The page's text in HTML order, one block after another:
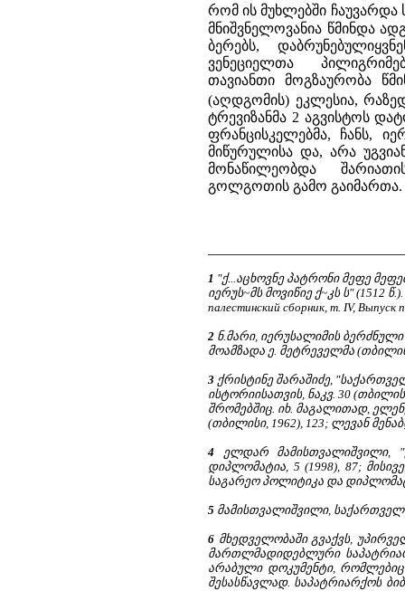
რომ ის მუხლებში
მნიშვნელოვანია წმინდა
ბერებს,
ვენეციელთა
თავიანთი მოგზაურობა
(აღდგომის) ეკლესია,
ტრევიზანმა 2 აგვისტოს
ფრანცისკელებმა, ჩანს,
მიწურულისა და, არა
მონაწილეობდა
გოლგოთის გამო გაიმართა.
1 "ქ...აცხოვნე პატრონი მეფე
იერუს~მს მოვიწიე ქ~კს ს" (1512 წ.).
палестинский сборник, т. IV,
2 ნ.მარი, იერუსალიმის
მოამზადა ე. მეტრეველმა
3 ქრისტინე შარაშიძე,
ისტორიისათვის, ნაკვ. 30
შრომებშიც. იხ. მაგალითად,
(თბილისი, 1962), 123; ლევან
4 ელდარ მამისთვალიშვილი,
დიპლომატია, 5 (1998), 87;
საგარეო პოლიტიკა და
5 მამისთვალიშვილი,
6 მხედველობაში გვაქვს,
მართლმადიდებლური
არაბული დოკუმენტი,
შესასწავლად. საპატრიარქოს